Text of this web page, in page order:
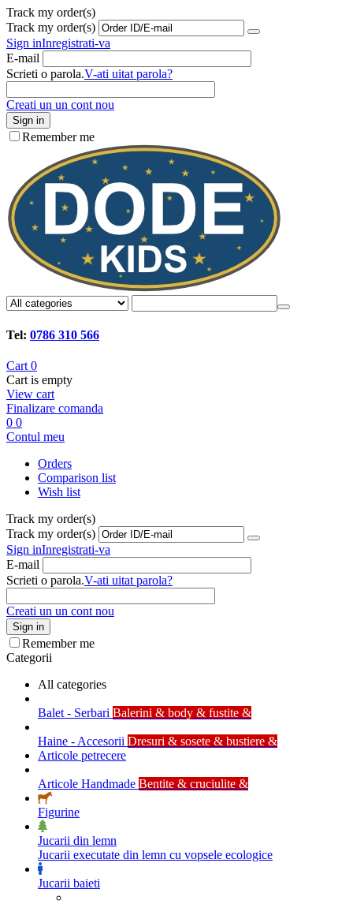
Track my order(s)
Track my order(s)
Sign inInregistrati-va
E-mail
Scrieti o parola.V-ati uitat parola?
Creati un un cont nou
Sign in
Remember me
Tel: 0786 310 566
Cart 0
Cart is empty
View cart
Finalizare comanda
0 0
Contul meu
Orders
Comparison list
Wish list
Track my order(s)
Track my order(s)
Sign inInregistrati-va
E-mail
Scrieti o parola.V-ati uitat parola?
Creati un un cont nou
Sign in
Remember me
Categorii
All categories
Balet - Serbari Balerini & body & fustite &
Haine - Accesorii Dresuri & sosete & bustiere &
Articole petrecere
Articole Handmade Bentite & cruciulite &
Figurine
Jucarii din lemn
Jucarii executate din lemn cu vopsele ecologice
Jucarii baieti